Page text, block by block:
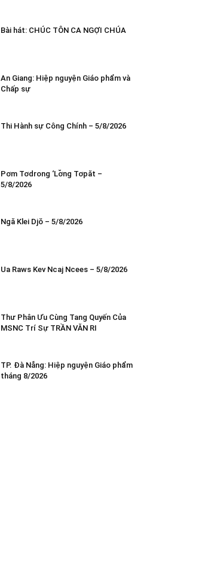
Bài hát: CHÚC TÔN CA NGỢI CHÚA
An Giang: Hiệp nguyện Giáo phẩm và
Chấp sự
Thi Hành sự Công Chính – 5/8/2026
Pơm Tơdrong ‘Lơ̆ng Tơpăt –
5/8/2026
Ngă Klei Djŏ – 5/8/2026
Ua Raws Kev Ncaj Ncees – 5/8/2026
Thư Phân Ưu Cùng Tang Quyến Của
MSNC Trí Sự TRẦN VĂN RI
TP. Đà Nẵng: Hiệp nguyện Giáo phẩm
tháng 8/2026